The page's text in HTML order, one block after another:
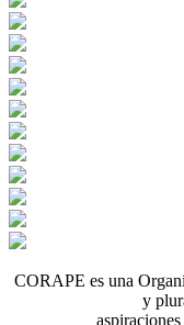
CORAPE es una
y